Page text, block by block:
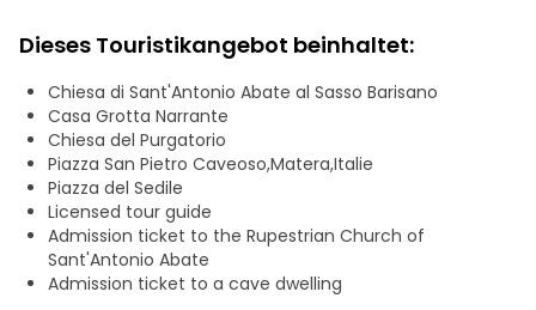
Weiter geht es zum Sasso Caveoso, dem ältesten und
charakteristischsten Viertel, wo Sie ein möbliertes
Höhlenhaus besichtigen, um zu verstehen, wie die
Bewohner bis Mitte des 20. Bei der Besichtigung entdecken
Sie die faszinierenden Höhlenkirchen mit mittelalterlichen
Fresken, die von einer geschichtsträchtigen und spirituellen
Vergangenheit zeugen.
Bei einem Spaziergang durch die malerischen Straßen
werden Sie atemberaubende Ausblicke auf die Gravina und
die umliegenden Landschaften genießen können. Die Tour
Dieses Touristikangebot beinhaltet:
Chiesa di Sant'Antonio Abate al Sasso Barisano
Casa Grotta Narrante
Chiesa del Purgatorio
Piazza San Pietro Caveoso,Matera,Italie
Piazza del Sedile
Licensed tour guide
Admission ticket to the Rupestrian Church of
Sant'Antonio Abate
Admission ticket to a cave dwelling